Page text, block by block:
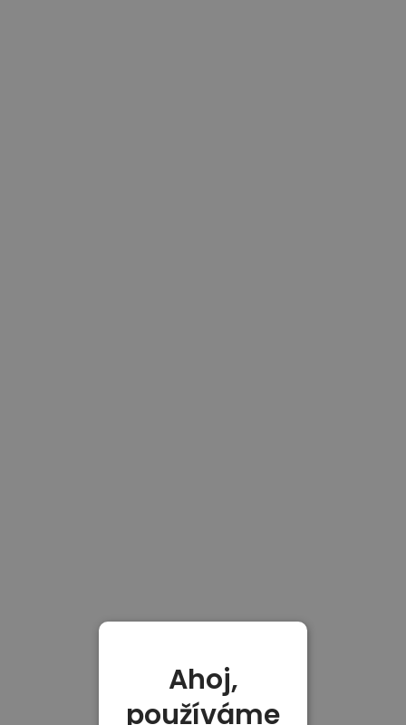
Ahoj,
používáme